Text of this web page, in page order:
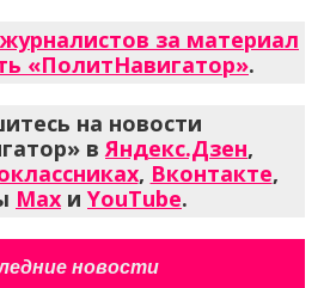
за материал
«ПолитНавигатор».
на новости
вЯндекс.Дзен,
, Вконтакте,
Max и YouTube.
новости